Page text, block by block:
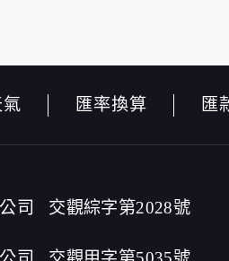
關產品、服務、活動或贈獎時，
姓名、電話、住址、身份證字
冊時，本網站取得您的姓名、電
站即取得您的資料。
查詢時，伺服器自行產生的相關
器予以標示，歸納使用者瀏覽器
本網站網刊登廣告之廠商，或與
意後，傳送商業性資料或電子郵
料或電子郵件的方法及說明。
匯率換算 匯
司
交觀綜字第2028號